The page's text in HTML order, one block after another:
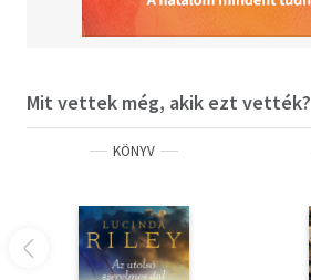
Mit vettek még, akik ezt vették?
KÖNYV